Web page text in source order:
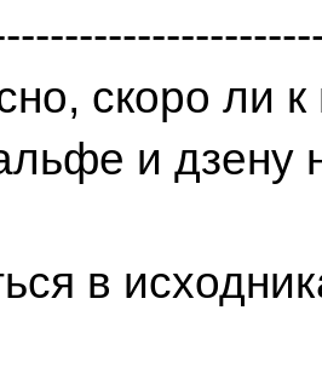
скоро ли к
и дзену
в